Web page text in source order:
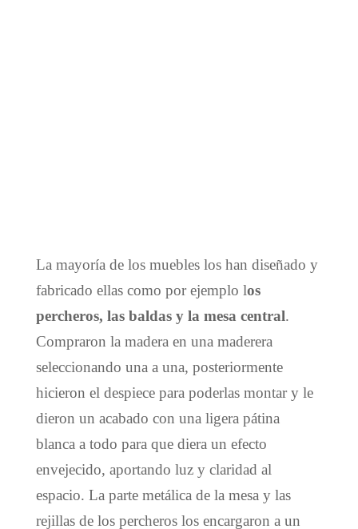
La mayoría de los muebles los han diseñado y
fabricado ellas como por ejemplo los
percheros, las baldas y la mesa central.
Compraron la madera en una maderera
seleccionando una a una, posteriormente
hicieron el despiece para poderlas montar y le
dieron un acabado con una ligera pátina
blanca a todo para que diera un efecto
envejecido, aportando luz y claridad al
espacio. La parte metálica de la mesa y las
rejillas de los percheros los encargaron a un